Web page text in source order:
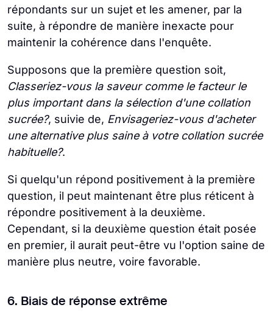
répondants sur un sujet et les amener, par la
suite, à répondre de manière inexacte pour
maintenir la cohérence dans l'enquête.
Supposons que la première question soit,
Classeriez-vous la saveur comme le facteur le
plus important dans la sélection d'une collation
sucrée?, suivie de, Envisageriez-vous d'acheter
une alternative plus saine à votre collation sucrée
habituelle?.
Si quelqu'un répond positivement à la première
question, il peut maintenant être plus réticent à
répondre positivement à la deuxième.
Cependant, si la deuxième question était posée
en premier, il aurait peut-être vu l'option saine de
manière plus neutre, voire favorable.
6. Biais de réponse extrême